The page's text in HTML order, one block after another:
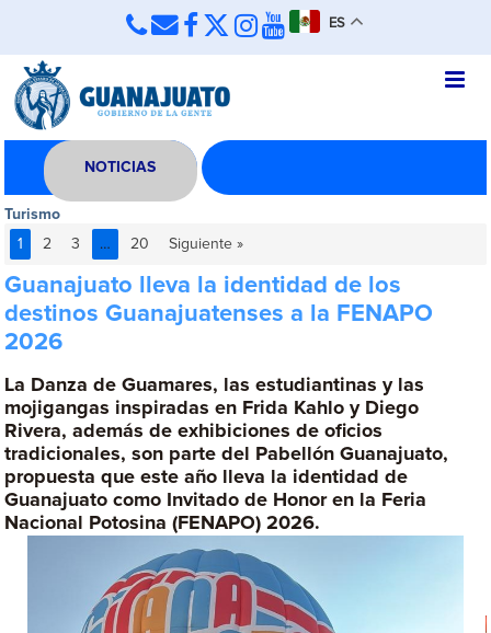
ES
NOTICIAS
Turismo
1
2 3 … 20 Siguiente »
Guanajuato lleva la identidad de los
destinos Guanajuatenses a la FENAPO
2026
La Danza de Guamares, las estudiantinas y las
mojigangas inspiradas en Frida Kahlo y Diego
Rivera, además de exhibiciones de oficios
tradicionales, son parte del Pabellón Guanajuato,
propuesta que este año lleva la identidad de
Guanajuato como Invitado de Honor en la Feria
Nacional Potosina (FENAPO) 2026.